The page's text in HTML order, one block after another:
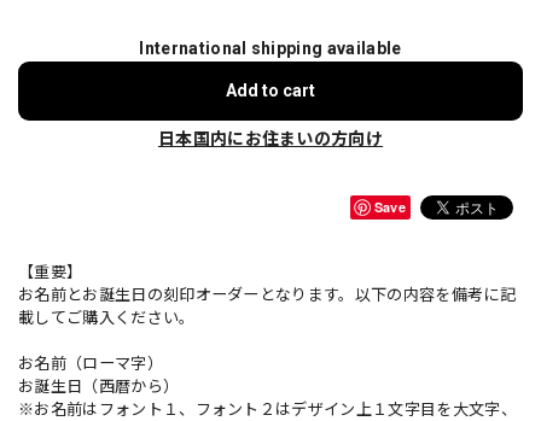
International shipping available
Add to cart
日本国内にお住まいの方向け
Save
【重要】
お名前とお誕生日の刻印オーダーとなります。以下の内容を備考に記
載してご購入ください。
お名前（ローマ字）
お誕生日（西暦から）
※お名前はフォント１、フォント２はデザイン上１文字目を大文字、